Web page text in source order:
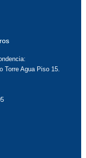
Torre Agua Piso 15.